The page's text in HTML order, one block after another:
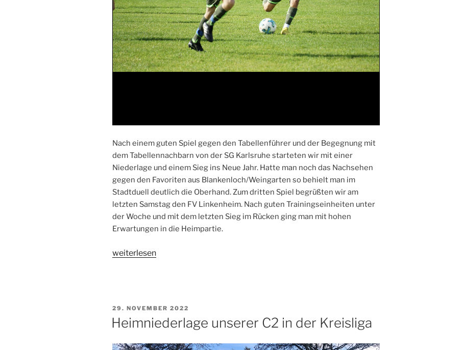
Nach einem guten Spiel gegen den Tabellenführer und der Begegnung mit
dem Tabellennachbarn von der SG Karlsruhe starteten wir mit einer
Niederlage und einem Sieg ins Neue Jahr. Hatte man noch das Nachsehen
gegen den Favoriten aus Blankenloch/Weingarten so behielt man im
Stadtduell deutlich die Oberhand. Zum dritten Spiel begrüßten wir am
letzten Samstag den FV Linkenheim. Nach guten Trainingseinheiten unter
der Woche und mit dem letzten Sieg im Rücken ging man mit hohen
Erwartungen in die Heimpartie.
„Drittes
Jugend
im
weiterlesen
VERÖFFENTLICHT
AM
29. NOVEMBER 2022
Heimniederlage unserer C2 in der Kreisliga